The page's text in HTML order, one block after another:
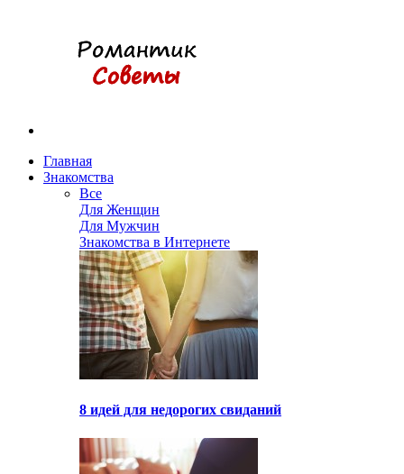
Главная
Знакомства
Все
Для Женщин
Для Мужчин
Знакомства в Интернете
8 идей для недорогих свиданий